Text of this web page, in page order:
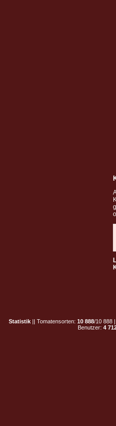
Statistik|| Tomatensorten: 10 888/10 888
Benutzer: 4